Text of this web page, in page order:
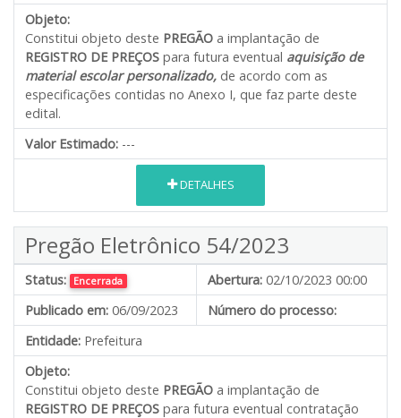
Objeto:
Constitui objeto deste PREGÃO a implantação de
REGISTRO DE PREÇOS para futura eventual aquisição de
material escolar personalizado, de acordo com as
especificações contidas no Anexo I, que faz parte deste
edital.
Valor Estimado: ---
DETALHES
Pregão Eletrônico 54/2023
Status: Encerrada Abertura: 02/10/2023 00:00
Publicado em: 06/09/2023
Número do processo:
Entidade: Prefeitura
Objeto:
Constitui objeto deste PREGÃO a implantação de
REGISTRO DE PREÇOS para futura eventual contratação